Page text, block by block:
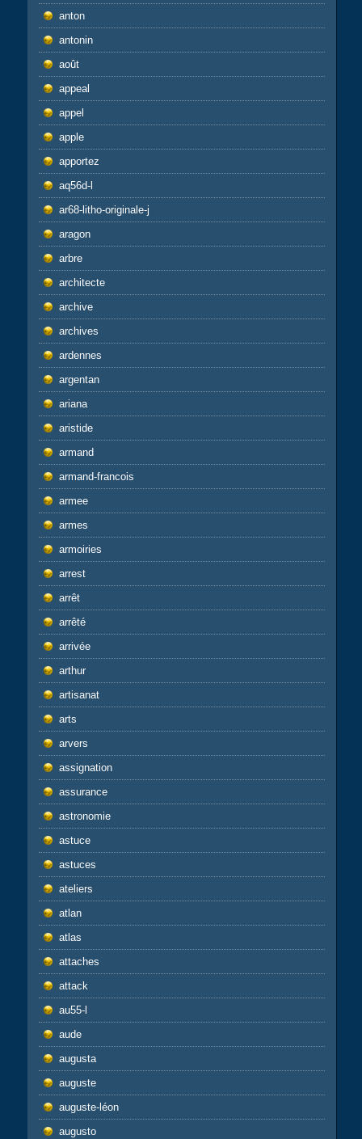
anton
antonin
août
appeal
appel
apple
apportez
aq56d-l
ar68-litho-originale-j
aragon
arbre
architecte
archive
archives
ardennes
argentan
ariana
aristide
armand
armand-francois
armee
armes
armoiries
arrest
arrêt
arrêté
arrivée
arthur
artisanat
arts
arvers
assignation
assurance
astronomie
astuce
astuces
ateliers
atlan
atlas
attaches
attack
au55-l
aude
augusta
auguste
auguste-léon
augusto